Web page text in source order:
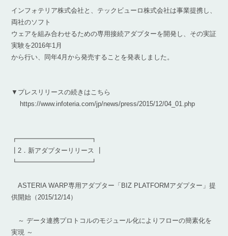
インフォテリア株式会社と、テックビューロ株式会社は事業提携し、
両社のソフト
ウェアを組み合わせるための専用接続アダプターを開発し、その実証
実験を2016年1月
から行い、同年4月から発売することを発表しました。
▼プレスリリースの続きはこちら
https://www.infoteria.com/jp/news/press/2015/12/04_01.php
┏━━━━━━━━━━━┓
┃2．新アダプターリリース ┃
┗━━━━━━━━━━━┛
ASTERIA WARP専用アダプター「BIZ PLATFORMアダプター」提
供開始（2015/12/14）
～ データ連携プロトコルのモジュール化によりフローの簡素化を
実現 ～